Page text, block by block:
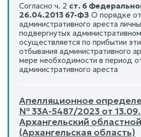
Согласно ч. 2 ст. 6
26.04.2013 67-ФЗ О порядке
административного ареста
подвергнутых
осуществляется по прибытии
отбывания административного
мере необходимости в период
административного ареста
Апелляционное
№ 33А-5487/2023 от
Архангельский
(Архангельская область)